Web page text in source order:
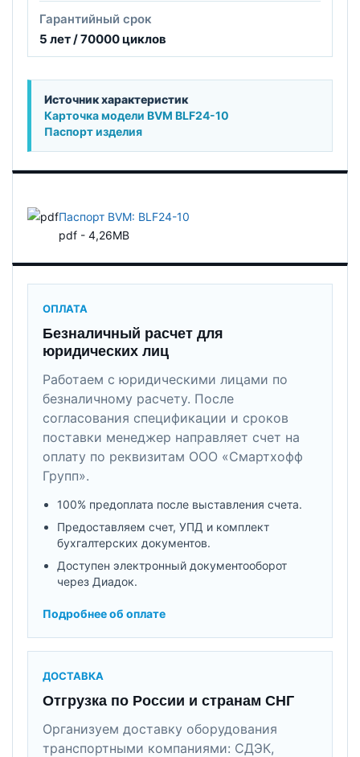
Гарантийный срок
5 лет / 70000 циклов
Источник характеристик
Карточка модели BVM BLF24-10
Паспорт изделия
Паспорт BVM: BLF24-10
pdf - 4,26MB
ОПЛАТА
Безналичный расчет для
юридических лиц
Работаем с юридическими лицами по
безналичному расчету. После
согласования спецификации и сроков
поставки менеджер направляет счет на
оплату по реквизитам ООО «Смартхофф
Групп».
100% предоплата после выставления счета.
Предоставляем счет, УПД и комплект
бухгалтерских документов.
Доступен электронный документооборот
через Диадок.
Подробнее об оплате
ДОСТАВКА
Отгрузка по России и странам СНГ
Организуем доставку оборудования
транспортными компаниями: СДЭК,